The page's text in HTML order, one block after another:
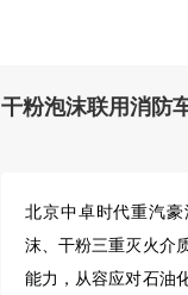
干粉泡沫联用消防
北京中卓时代重汽
沫、干粉三重灭火介
能力，从容应对石油